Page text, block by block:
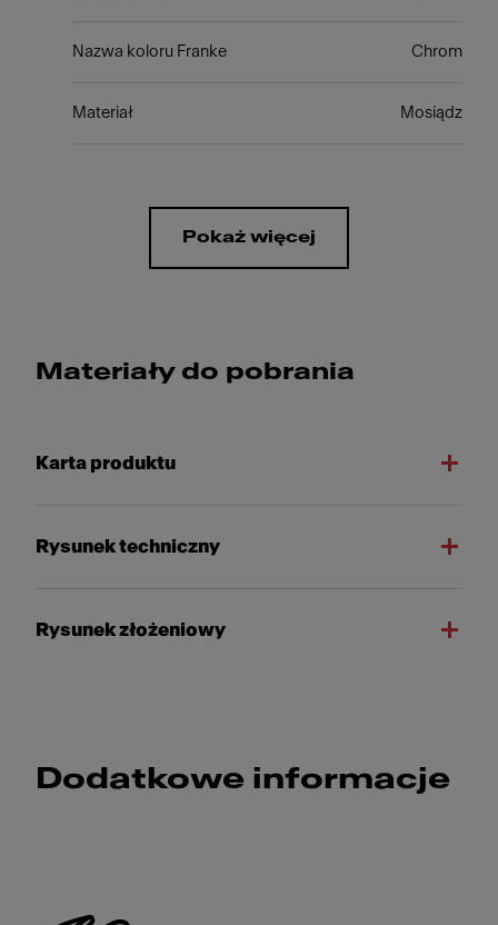
Nazwa koloru Franke Chrom
Materiał Mosiądz
Pokaż więcej
Materiały do pobrania
Karta produktu
Rysunek techniczny
Rysunek złożeniowy
Dodatkowe informacje